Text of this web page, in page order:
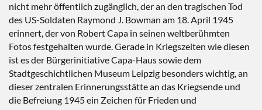
nicht mehr öffentlich zugänglich, der an den tragischen Tod
des US-Soldaten Raymond J. Bowman am 18. April 1945
erinnert, der von Robert Capa in seinen weltberühmten
Fotos festgehalten wurde. Gerade in Kriegszeiten wie diesen
ist es der Bürgerinitiative Capa-Haus sowie dem
Stadtgeschichtlichen Museum Leipzig besonders wichtig, an
dieser zentralen Erinnerungsstätte an das Kriegsende und
die Befreiung 1945 ein Zeichen für Frieden und